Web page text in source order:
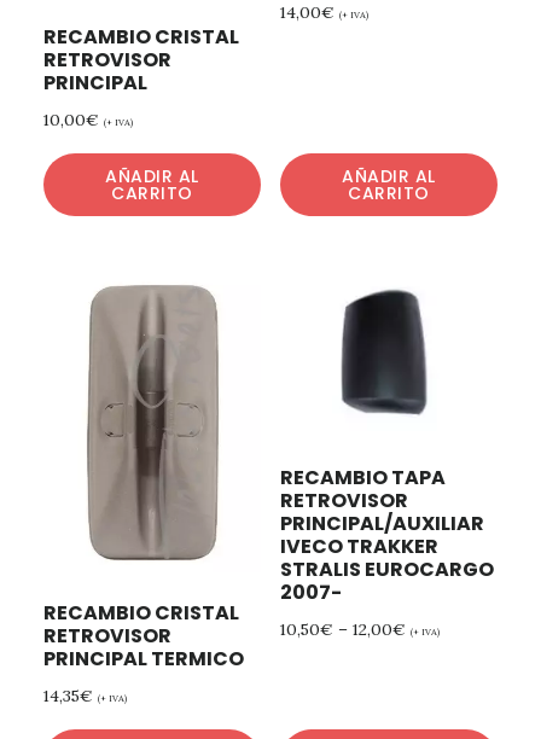
RECAMBIO CRISTAL
RETROVISOR
PRINCIPAL
10,00€ (+ IVA)
AÑADIR AL
CARRITO
14,00€ (+ IVA)
AÑADIR AL
CARRITO
RECAMBIO CRISTAL
RETROVISOR
PRINCIPAL TERMICO
14,35€ (+ IVA)
RECAMBIO TAPA
RETROVISOR
PRINCIPAL/AUXILIAR
IVECO TRAKKER
STRALIS EUROCARGO
2007-
10,50€ – 12,00€ (+ IVA)